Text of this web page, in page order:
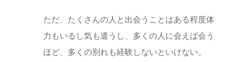
ただ、たくさんの人と出会うことはある程度体
力もいるし気も遣うし、多くの人に会えば会う
ほど、多くの別れも経験しないといけない。